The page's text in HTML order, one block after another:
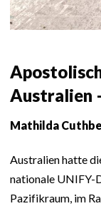
Australien
Mathilda
Australien hatte
nationale UNIFY-
Pazifikraum, im